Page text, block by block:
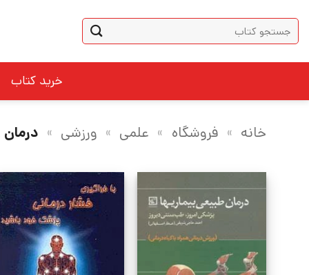
content
جستجو
برای:
خرید کتاب
خانه » فروشگاه » علمی » ورزشی »